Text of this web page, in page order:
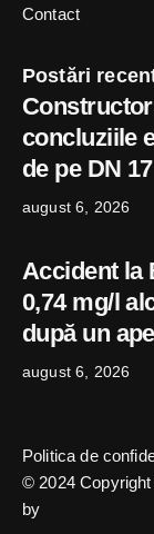
Contact
Postări
concluziile
de pe DN 17
august 6, 2026
Accident la
0,74 mg/l
după un
august 6, 2026
© 2024
by
Politica de